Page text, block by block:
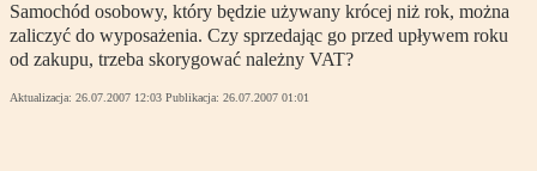
Samochód osobowy, który będzie używany krócej niż rok, można
zaliczyć do wyposażenia. Czy sprzedając go przed upływem roku
od zakupu, trzeba skorygować należny VAT?
Aktualizacja: 26.07.2007 12:03 Publikacja: 26.07.2007 01:01